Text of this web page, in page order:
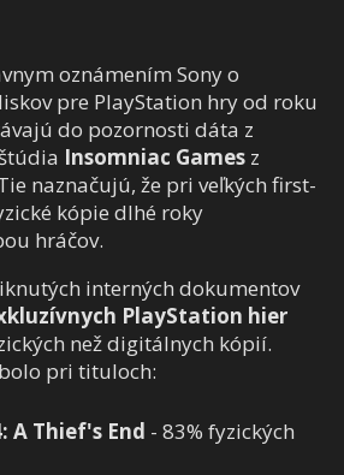
oznámením Sony o
pre PlayStation hry od roku
do pozornosti dáta z
Insomniac Games z
naznačujú, že pri veľkých first-
kópie dlhé roky
hráčov.
interných dokumentov
PlayStation hier
než digitálnych kópií.
pri tituloch:
A Thief's End - 83% fyzických